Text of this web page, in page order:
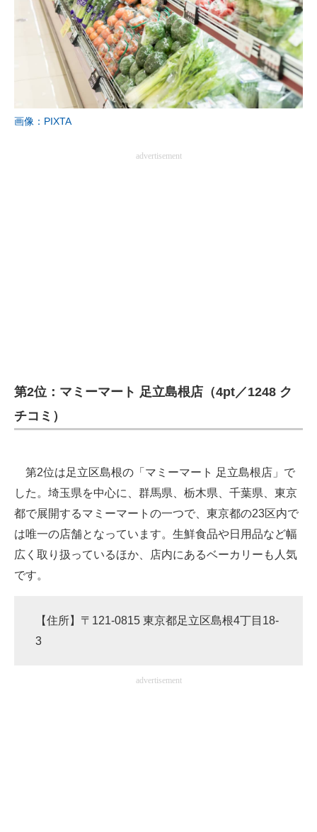
画像：PIXTA
advertisement
第2位：マミーマート 足立島根店（4pt／1248 ク
チコミ）
第2位は足立区島根の「マミーマート 足立島根店」で
した。埼玉県を中心に、群馬県、栃木県、千葉県、東京
都で展開するマミーマートの一つで、東京都の23区内で
は唯一の店舗となっています。生鮮食品や日用品など幅
広く取り扱っているほか、店内にあるベーカリーも人気
です。
【住所】〒121-0815 東京都足立区島根4丁目18-
3
advertisement